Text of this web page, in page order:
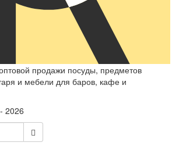
продажи посуды, предметов
и мебели для баров, кафе и
2026